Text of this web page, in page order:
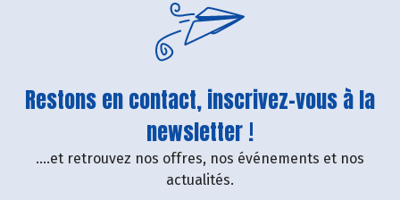
Restons en contact, inscrivez-vous à la
newsletter !
....et retrouvez nos offres, nos événements et nos
actualités.